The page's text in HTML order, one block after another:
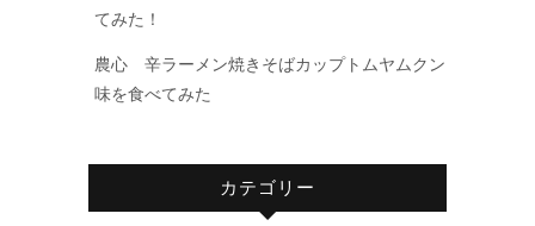
てみた！
農心 辛ラーメン焼きそばカップトムヤムクン
味を食べてみた
カテゴリー